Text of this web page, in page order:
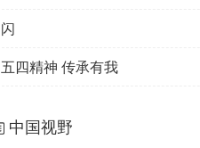
闪
五四精神 传承有我
中国视野